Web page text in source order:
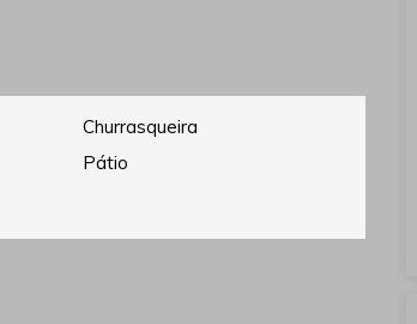
Churrasqueira
Pátio